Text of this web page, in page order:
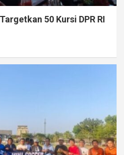
50 Kursi DPR RI